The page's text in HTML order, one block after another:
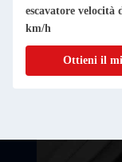
escavatore velocità
km/h
Ottieni il